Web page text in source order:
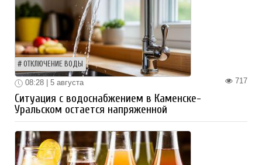
ОТКЛЮЧЕНИЕ ВОДЫ
717
08:28 | 5 августа
Ситуация с водоснабжением в Каменске-
Уральском остается напряженной